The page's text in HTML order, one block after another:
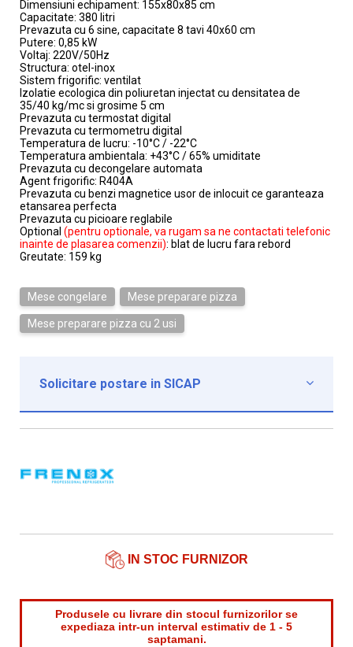
Dimensiuni echipament: 155x80x85 cm
Capacitate: 380 litri
Prevazuta cu 6 sine, capacitate 8 tavi 40x60 cm
Putere: 0,85 kW
Voltaj: 220V/50Hz
Structura: otel-inox
Sistem frigorific: ventilat
Izolatie ecologica din poliuretan injectat cu densitatea de
35/40 kg/mc si grosime 5 cm
Prevazuta cu termostat digital
Prevazuta cu termometru digital
Temperatura de lucru: -10°C / -22°C
Temperatura ambientala: +43°C / 65% umiditate
Prevazuta cu decongelare automata
Agent frigorific: R404A
Prevazuta cu benzi magnetice usor de inlocuit ce garanteaza
etansarea perfecta
Prevazuta cu picioare reglabile
Optional (pentru optionale, va rugam sa ne contactati telefonic
inainte de plasarea comenzii): blat de lucru fara rebord
Greutate: 159 kg
Mese congelare Mese preparare pizza
Mese preparare pizza cu 2 usi
Solicitare postare in SICAP 
Institutie*
IN STOC FURNIZOR
Produsele cu livrare din stocul furnizorilor se
expediaza intr-un interval estimativ de 1 - 5
saptamani.